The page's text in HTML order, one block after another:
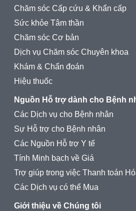
Chăm sóc Cấp cứu & Khẩn cấp
Sức khỏe Tâm thần
Chăm sóc Cơ bản
Dịch vụ Chăm sóc Chuyên khoa
Khám & Chẩn đoán
Hiệu thuốc
Nguồn Hỗ trợ dành cho Bệnh
Các Dịch vụ cho Bệnh nhân
Sự Hỗ trợ cho Bệnh nhân
Các Nguồn Hỗ trợ Y tế
Tính Minh bạch về Giá
Trợ giúp trong việc Thanh toán
Các Dịch vụ có thể Mua
Giới thiệu về Chúng tôi